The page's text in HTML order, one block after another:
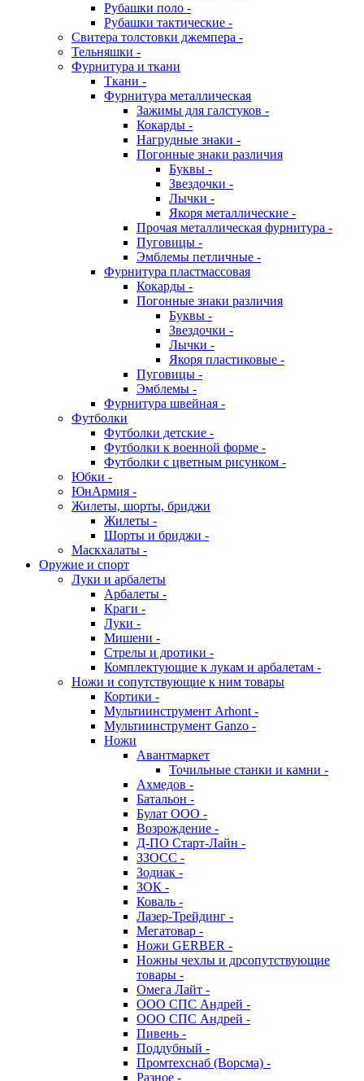
Рубашки поло -
Рубашки тактические -
Свитера толстовки джемпера -
Тельняшки -
Фурнитура и ткани
Ткани -
Фурнитура металлическая
Зажимы для галстуков -
Кокарды -
Нагрудные знаки -
Погонные знаки различия
Буквы -
Звездочки -
Лычки -
Якоря металлические -
Прочая металлическая фурнитура -
Пуговицы -
Эмблемы петличные -
Фурнитура пластмассовая
Кокарды -
Погонные знаки различия
Буквы -
Звездочки -
Лычки -
Якоря пластиковые -
Пуговицы -
Эмблемы -
Фурнитура швейная -
Футболки
Футболки детские -
Футболки к военной форме -
Футболки с цветным рисунком -
Юбки -
ЮнАрмия -
Жилеты, шорты, бриджи
Жилеты -
Шорты и бриджи -
Маскхалаты -
Оружие и спорт
Луки и арбалеты
Арбалеты -
Краги -
Луки -
Мишени -
Стрелы и дротики -
Комплектующие к лукам и арбалетам -
Ножи и сопутствующие к ним товары
Кортики -
Мультиинструмент Arhont -
Мультиинструмент Ganzo -
Ножи
Авантмаркет
Точильные станки и камни -
Ахмедов -
Батальон -
Булат ООО -
Возрождение -
Д-ПО Старт-Лайн -
ЗЗОСС -
Зодиак -
ЗОК -
Коваль -
Лазер-Трейдинг -
Мегатовар -
Ножи GERBER -
Ножны чехлы и дрсопутствующие
товары -
Омега Лайт -
ООО СПС Андрей -
ООО СПС Андрей -
Пивень -
Поддубный -
Промтехснаб (Ворсма) -
Разное -